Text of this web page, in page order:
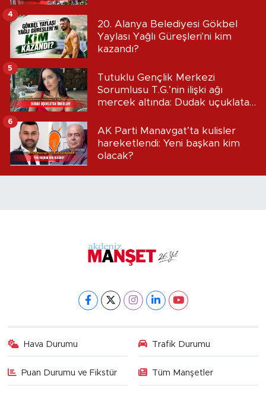
20. Alanya Belediyesi Gökbel
Yaylası Yağlı Güreşleri'ni kim
kazandı?
4
Tutuklu Gençlik Merkezi
Sorumlusu T.G.’nin ilişki ağı
mercek altında: Dudak uçuklatan
5
AK Parti Manavgat’ta kulisler
hareketlendi: Yeni başkan kim
olacak?
6
Hava Durumu Trafik Durumu
Puan Durumu ve Fikstür Tüm Manşetler